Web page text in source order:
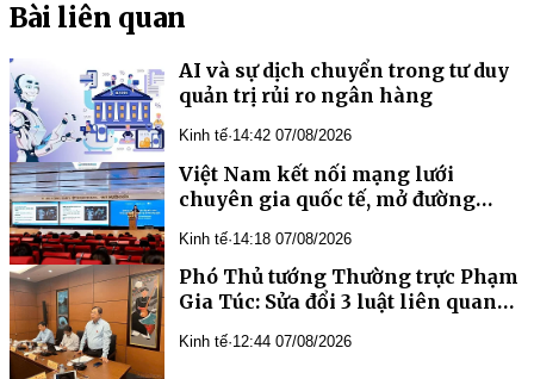
Bài liên quan
AI và sự dịch chuyển trong tư duy
quản trị rủi ro ngân hàng
Kinh tế·14:42 07/08/2026
Việt Nam kết nối mạng lưới
chuyên gia quốc tế, mở đường
truyền học trước sinh
Kinh tế·14:18 07/08/2026
Phó Thủ tướng Thường trực Phạm
Gia Túc: Sửa đổi 3 luật liên quan
cần thiết, cấp bách
Kinh tế·12:44 07/08/2026